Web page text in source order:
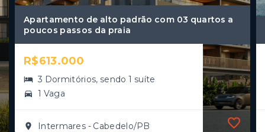
Apartamento de alto padrão com 03 quartos a
poucos passos da praia
R$613.000
3 Dormitórios, sendo 1 suíte
1 Vaga
Intermares - Cabedelo/PB